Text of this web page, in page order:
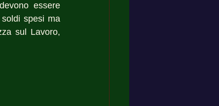
essere
spesi ma
sul Lavoro,